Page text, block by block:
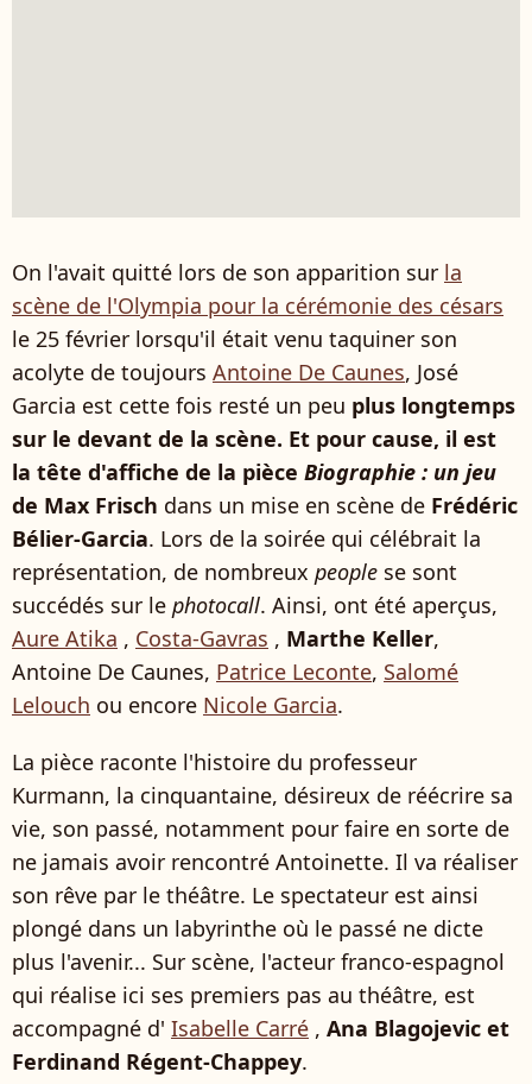
On l'avait quitté lors de son apparition sur la
scène de l'Olympia pour la cérémonie des césars
le 25 février lorsqu'il était venu taquiner son
acolyte de toujours Antoine De Caunes, José
Garcia est cette fois resté un peu plus longtemps
sur le devant de la scène. Et pour cause, il est
la tête d'affiche de la pièce Biographie : un jeu
de Max Frisch dans un mise en scène de Frédéric
Bélier-Garcia. Lors de la soirée qui célébrait la
représentation, de nombreux people se sont
succédés sur le photocall. Ainsi, ont été aperçus,
Aure Atika , Costa-Gavras , Marthe Keller,
Antoine De Caunes, Patrice Leconte, Salomé
Lelouch ou encore Nicole Garcia.
La pièce raconte l'histoire du professeur
Kurmann, la cinquantaine, désireux de réécrire sa
vie, son passé, notamment pour faire en sorte de
ne jamais avoir rencontré Antoinette. Il va réaliser
son rêve par le théâtre. Le spectateur est ainsi
plongé dans un labyrinthe où le passé ne dicte
plus l'avenir... Sur scène, l'acteur franco-espagnol
qui réalise ici ses premiers pas au théâtre, est
accompagné d' Isabelle Carré , Ana Blagojevic et
Ferdinand Régent-Chappey.